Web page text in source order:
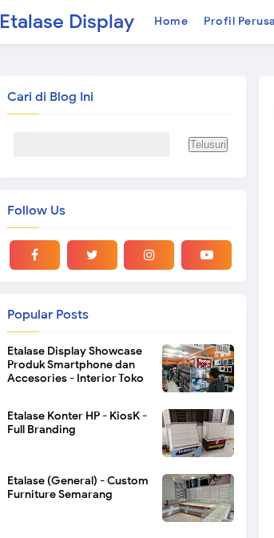
Etalase Display Home Profil
Cari di Blog Ini
Follow Us
Popular Posts
Etalase Display Showcase
Produk Smartphone dan
Accesories - Interior Toko
Etalase Konter HP - KiosK -
Full Branding
Etalase (General) - Custom
Furniture Semarang